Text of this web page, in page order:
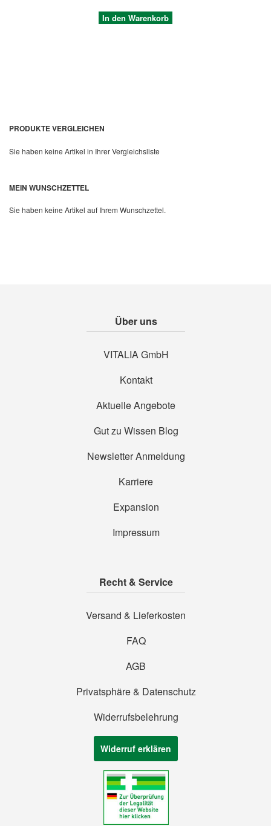
Quickview
In den Warenkorb
PRODUKTE VERGLEICHEN
Sie haben keine Artikel in Ihrer Vergleichsliste
MEIN WUNSCHZETTEL
Sie haben keine Artikel auf Ihrem Wunschzettel.
Über uns
VITALIA GmbH
Kontakt
Aktuelle Angebote
Gut zu Wissen Blog
Newsletter Anmeldung
Karriere
Expansion
Impressum
Recht & Service
Versand & Lieferkosten
FAQ
AGB
Privatsphäre & Datenschutz
Widerrufsbelehrung
Widerruf erklären